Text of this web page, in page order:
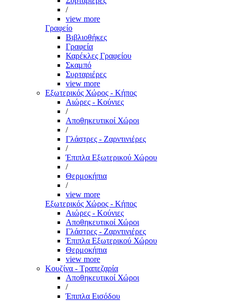
/
view more
Γραφείο
Βιβλιοθήκες
Γραφεία
Καρέκλες Γραφείου
Σκαμπό
Συρταριέρες
view more
Εξωτερικός Χώρος - Κήπος
Αιώρες - Κούνιες
/
Αποθηκευτικοί Χώροι
/
Γλάστρες - Ζαρντινιέρες
/
Έπιπλα Εξωτερικού Χώρου
/
Θερμοκήπια
/
view more
Εξωτερικός Χώρος - Κήπος
Αιώρες - Κούνιες
Αποθηκευτικοί Χώροι
Γλάστρες - Ζαρντινιέρες
Έπιπλα Εξωτερικού Χώρου
Θερμοκήπια
view more
Κουζίνα - Τραπεζαρία
Αποθηκευτικοί Χώροι
/
Έπιπλα Εισόδου